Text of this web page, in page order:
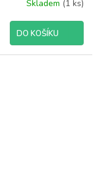
Skladem (1 ks)
DO KOŠÍKU